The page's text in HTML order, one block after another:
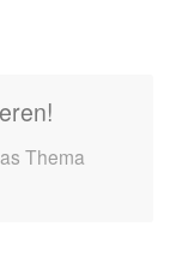
Thema